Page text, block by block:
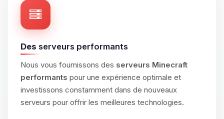
Des serveurs performants
Nous vous fournissons des serveurs Minecraft
performants pour une expérience optimale et
investissons constamment dans de nouveaux
serveurs pour offrir les meilleures technologies.